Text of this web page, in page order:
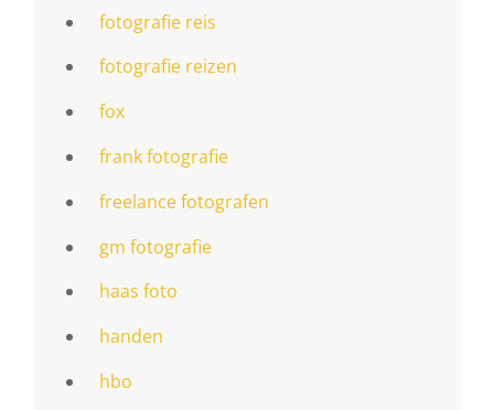
fotografie reis
fotografie reizen
fox
frank fotografie
freelance fotografen
gm fotografie
haas foto
handen
hbo